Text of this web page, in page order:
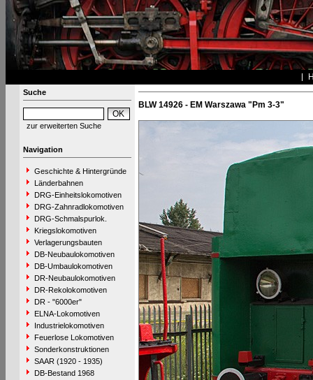
Suche
zur erweiterten Suche
Navigation
Geschichte & Hintergründe
Länderbahnen
DRG-Einheitslokomotiven
DRG-Zahnradlokomotiven
DRG-Schmalspurlok.
Kriegslokomotiven
Verlagerungsbauten
DB-Neubaulokomotiven
DB-Umbaulokomotiven
DR-Neubaulokomotiven
DR-Rekolokomotiven
DR - "6000er"
ELNA-Lokomotiven
Industrielokomotiven
Feuerlose Lokomotiven
Sonderkonstruktionen
SAAR (1920 - 1935)
DB-Bestand 1968
BLW 14926 - EM Warszawa "Pm 3-3"